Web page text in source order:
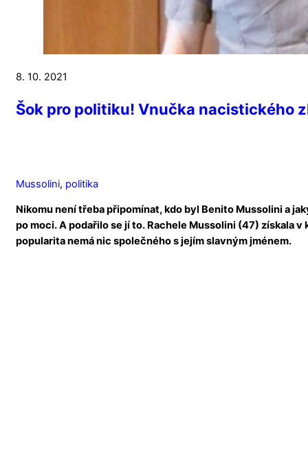
8. 10. 2021
Šok pro politiku! Vnučka nacistického
Mussolini, politika
Nikomu není třeba připomínat, kdo byl Benito Mussolini a
po moci. A podařilo se jí to. Rachele Mussolini (47) získala
popularita nemá nic společného s jejím slavným jménem.